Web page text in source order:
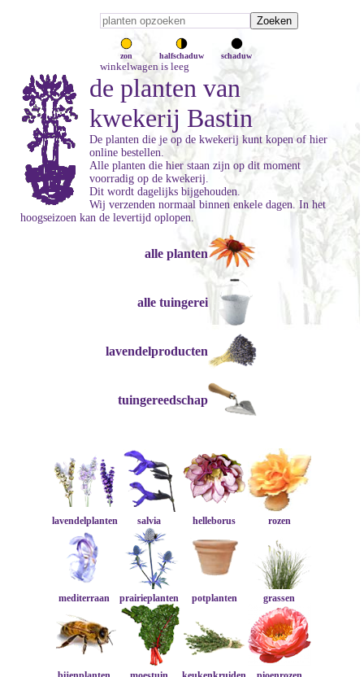
zon halfschaduw schaduw
winkelwagen is leeg
de planten van
kwekerij Bastin
De planten die je op de kwekerij kunt kopen of hier
online bestellen.
Alle planten die hier staan zijn op dit moment
voorradig op de kwekerij.
Dit wordt dagelijks bijgehouden.
Wij verzenden normaal binnen enkele dagen. In het
hoogseizoen kan de levertijd oplopen.
alle planten
alle tuingerei
lavendelproducten
tuingereedschap
lavendelplanten salvia helleborus rozen
mediterraan prairieplanten potplanten grassen